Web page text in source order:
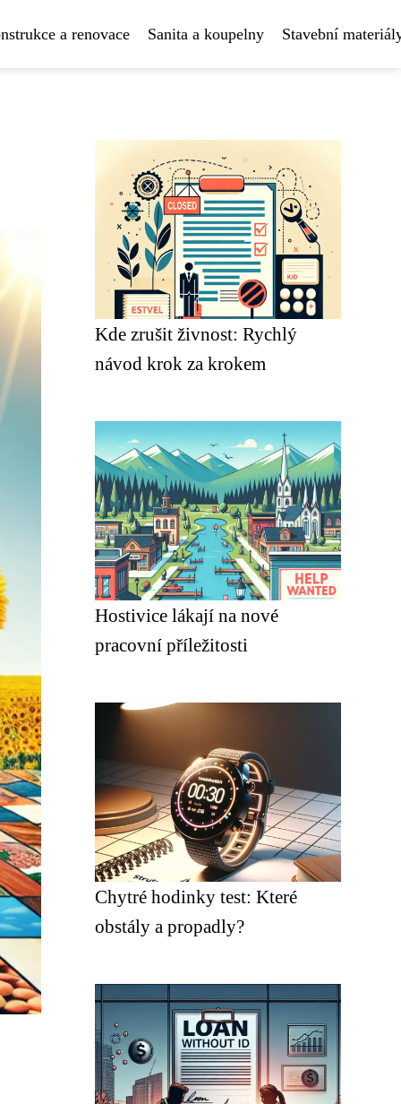
a renovace Sanita a koupelny Stavební
Kde zrušit živnost: Rychlý
návod krok za krokem
Hostivice lákají na nové
pracovní příležitosti
Chytré hodinky test: Které
obstály a propadly?